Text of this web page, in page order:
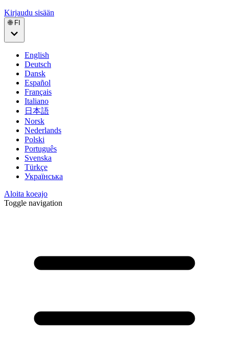
Kirjaudu sisään
🌐 FI
English
Deutsch
Dansk
Español
Français
Italiano
日本語
Norsk
Nederlands
Polski
Português
Svenska
Türkçe
Українська
Aloita koeajo
Toggle navigation